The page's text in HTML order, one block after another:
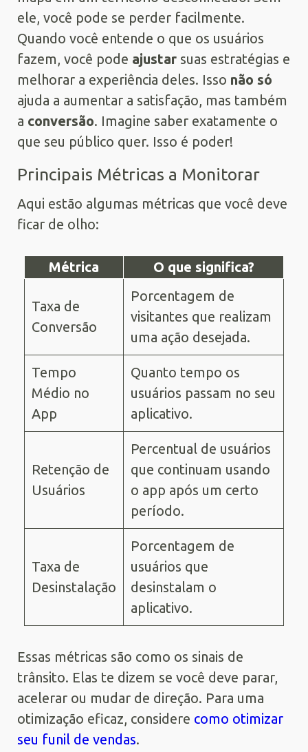
ele, você pode se perder facilmente.
Quando você entende o que os usuários
fazem, você pode ajustar suas estratégias e
melhorar a experiência deles. Isso não só
ajuda a aumentar a satisfação, mas também
a conversão. Imagine saber exatamente o
que seu público quer. Isso é poder!
Principais Métricas a Monitorar
Aqui estão algumas métricas que você deve
ficar de olho:
Métrica O que significa?
Taxa de
Conversão
Porcentagem de
visitantes que realizam
uma ação desejada.
Tempo
Médio no
App
Quanto tempo os
usuários passam no seu
aplicativo.
Retenção de
Usuários
Percentual de usuários
que continuam usando
o app após um certo
período.
Taxa de
Desinstalação
Porcentagem de
usuários que
desinstalam o
aplicativo.
Essas métricas são como os sinais de
trânsito. Elas te dizem se você deve parar,
acelerar ou mudar de direção. Para uma
otimização eficaz, considere como otimizar
seu funil de vendas.